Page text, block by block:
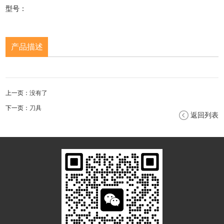
型号：
产品描述
上一页：没有了
下一页： 刀具
返回列表